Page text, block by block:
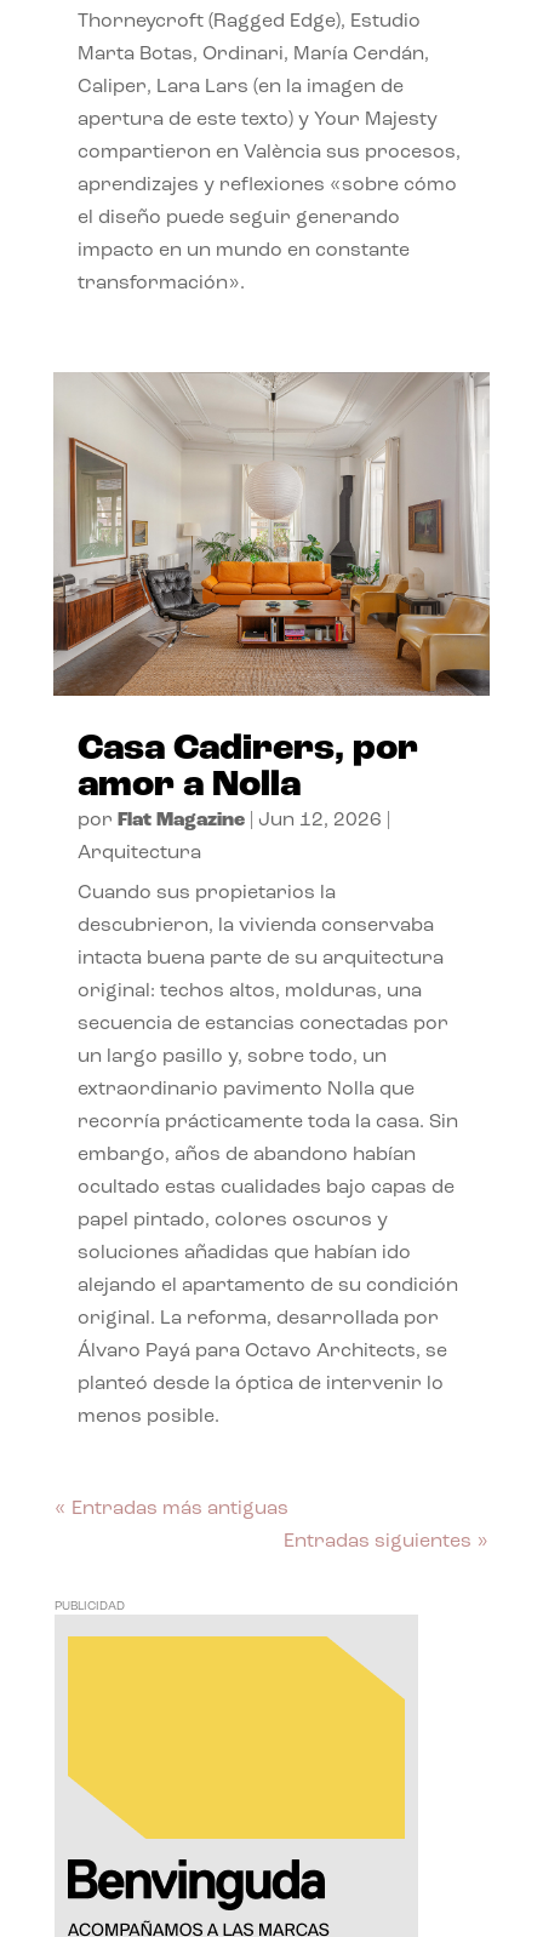
Thorneycroft (Ragged Edge), Estudio
Marta Botas, Ordinari, María Cerdán,
Caliper, Lara Lars (en la imagen de
apertura de este texto) y Your Majesty
compartieron en València sus procesos,
aprendizajes y reflexiones «sobre cómo
el diseño puede seguir generando
impacto en un mundo en constante
transformación».
Casa Cadirers, por
amor a Nolla
por Flat Magazine| Jun 12, 2026
Arquitectura
Cuando sus propietarios la
descubrieron, la vivienda conservaba
intacta buena parte de su arquitectura
original: techos altos, molduras, una
secuencia de estancias conectadas por
un largo pasillo y, sobre todo, un
extraordinario pavimento Nolla que
recorría prácticamente toda la casa. Sin
embargo, años de abandono habían
ocultado estas cualidades bajo capas de
papel pintado, colores oscuros y
soluciones añadidas que habían ido
alejando el apartamento de su condición
original. La reforma, desarrollada por
Álvaro Payá para Octavo Architects, se
planteó desde la óptica de intervenir lo
menos posible.
« Entradas más antiguas
Entradas siguientes »
PUBLICIDAD